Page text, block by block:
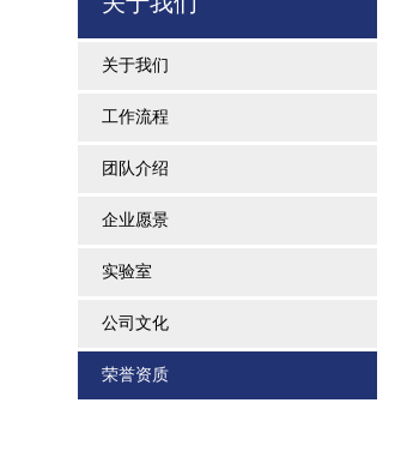
关于我们
工作流程
团队介绍
企业愿景
实验室
公司文化
荣誉资质